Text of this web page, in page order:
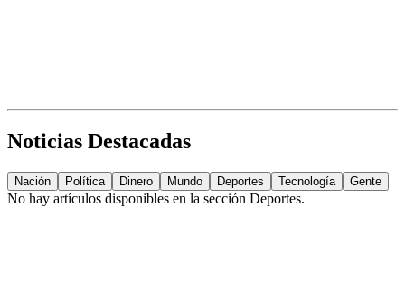
Noticias Destacadas
Nación Política Dinero Mundo Deportes Tecnología Gente
No hay artículos disponibles en la sección Deportes.